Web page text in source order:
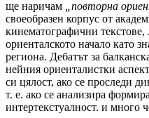
ще наричам
„повторна
своеобразен корпус от
кинематографични
ориенталското начало като
региона. Дебатът за
нейния ориенталистки
си цялост, ако се проследи
т. е. ако се анализира
интертекстуалност. и много